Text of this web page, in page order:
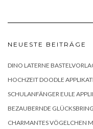
NEUESTE BEITRÄGE
DINO LATERNE
HOCHZEIT DOODLE
SCHULANFÄNGER EULE
BEZAUBERNDE
CHARMANTES VÖGELCHEN